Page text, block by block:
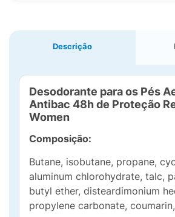
Descrição
Desodorante para os Pés
Antibac 48h de Proteção
Women
Composição:
Butane, isobutane, propane,
aluminum chlorohydrate, talc,
butyl ether, disteardimonium
propylene carbonate,